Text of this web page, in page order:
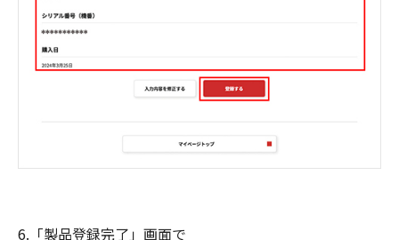
6.「製品登録完了」画面で